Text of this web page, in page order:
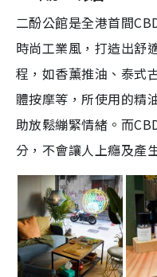
二酚公館是全港首間
時尚工業風，打造出舒
程，如香薰推油、泰式
體按摩等，所使用的精
助放鬆繃緊情緒。而
分，不會讓人上癮及產